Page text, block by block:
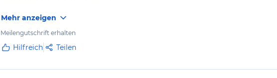
Mehr anzeigen
Meilengutschrift erhalten
Hilfreich Teilen